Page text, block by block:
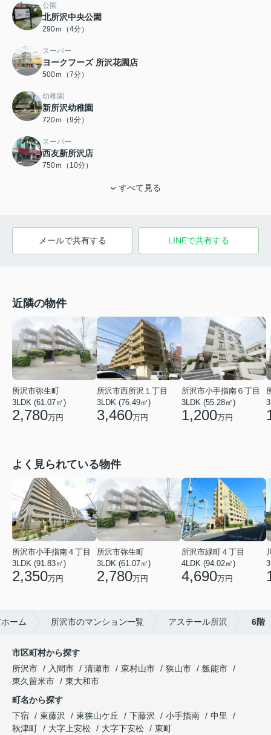
公園
北所沢中央公園
290ｍ（4分）
スーパー
ヨークフーズ 所沢花園店
500ｍ（7分）
幼稚園
新所沢幼稚園
720ｍ（9分）
スーパー
西友新所沢店
750ｍ（10分）
すべて見る
メールで共有する LINEで共有する
近隣の物件
所沢市弥生町
3LDK (61.07㎡)
2,780万円
所沢市西所沢１丁目
3LDK (76.49㎡)
3,460万円
所沢市小手指南６丁目
3LDK (55.28㎡)
1,200万円
よく見られている物件
所沢市小手指南４丁目
3LDK (91.83㎡)
2,350万円
所沢市弥生町
3LDK (61.07㎡)
2,780万円
所沢市緑町４丁目
4LDK (94.02㎡)
4,690万円
ーム 所沢市のマンション一覧 アステール所沢 6階
市区町村から探す
所沢市
入間市 清瀬市 東村山市 狭山市
飯能市
東久留米市
東大和市
町名から探す
下宿
東藤沢 東狭山ケ丘 下藤沢 小手指南
中里
秋津町
大字上安松 大字下安松
東町